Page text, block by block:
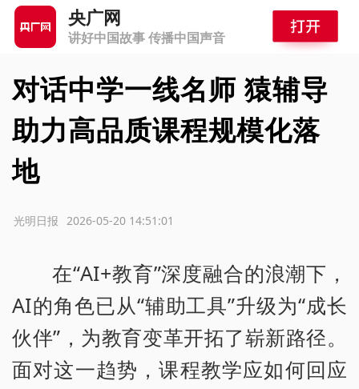
央广网
讲好中国故事 传播中国声音
对话中学一线名师 猿辅导
助力高品质课程规模化落
地
2026-05-20 14:51:01
光明日报
在“AI+教育”深度融合的浪潮下，
AI的角色已从“辅助工具”升级为“成长
伙伴”，为教育变革开拓了崭新路径。
面对这一趋势，课程教学应如何回应